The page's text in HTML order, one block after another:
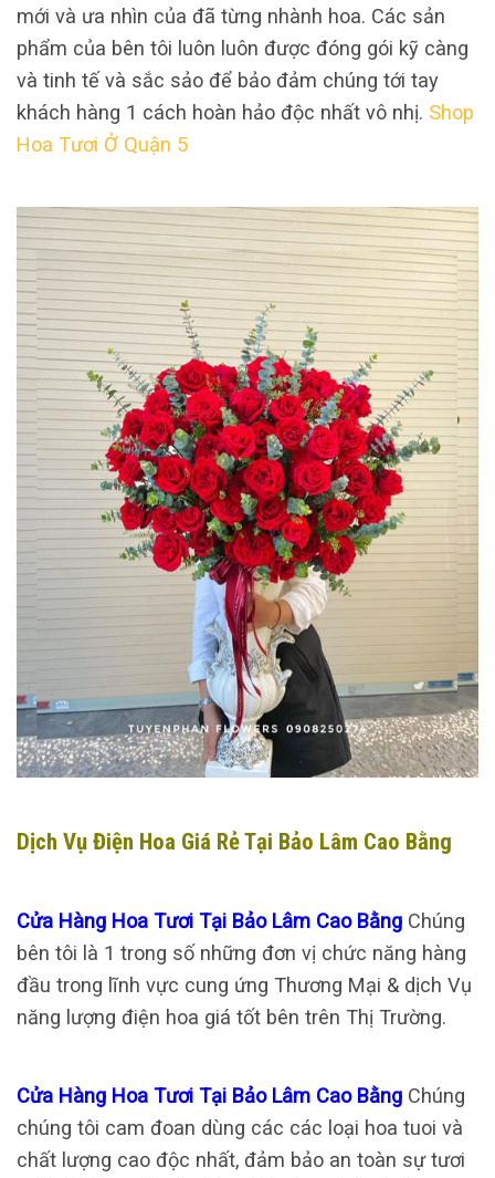
mới và ưa nhìn của đã từng nhành hoa. Các sản
phẩm của bên tôi luôn luôn được đóng gói kỹ càng
và tinh tế và sắc sảo để bảo đảm chúng tới tay
khách hàng 1 cách hoàn hảo độc nhất vô nhị. Shop
Hoa Tươi Ở Quận 5
Dịch Vụ Điện Hoa Giá Rẻ Tại Bảo Lâm Cao Bằng
Cửa Hàng Hoa Tươi Tại Bảo Lâm Cao Bằng Chúng
bên tôi là 1 trong số những đơn vị chức năng hàng
đầu trong lĩnh vực cung ứng Thương Mại & dịch Vụ
năng lượng điện hoa giá tốt bên trên Thị Trường.
Cửa Hàng Hoa Tươi Tại Bảo Lâm Cao Bằng Chúng
chúng tôi cam đoan dùng các các loại hoa tuoi và
chất lượng cao độc nhất, đảm bảo an toàn sự tươi